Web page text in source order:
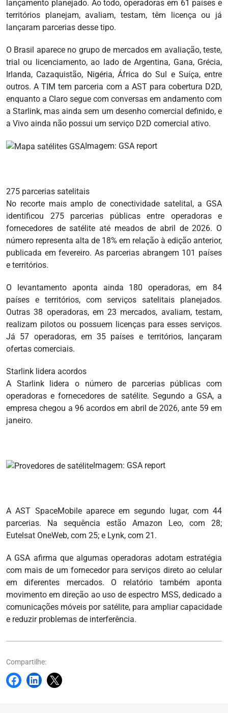
lançamento planejado. Ao todo, operadoras em 61 países e
territórios planejam, avaliam, testam, têm licença ou já
lançaram parcerias desse tipo.
O Brasil aparece no grupo de mercados em avaliação, teste,
trial ou licenciamento, ao lado de Argentina, Gana, Grécia,
Irlanda, Cazaquistão, Nigéria, África do Sul e Suíça, entre
outros. A TIM tem parceria com a AST para cobertura D2D,
enquanto a Claro segue com conversas em andamento com
a Starlink, mas ainda sem um desenho comercial definido, e
a Vivo ainda não possui um serviço D2D comercial ativo.
Imagem: GSA report
275 parcerias satelitais
No recorte mais amplo de conectividade satelital, a GSA
identificou 275 parcerias públicas entre operadoras e
fornecedores de satélite até meados de abril de 2026. O
número representa alta de 18% em relação à edição anterior,
publicada em fevereiro. As parcerias abrangem 101 países
e territórios.
O levantamento aponta ainda 180 operadoras, em 84
países e territórios, com serviços satelitais planejados.
Outras 38 operadoras, em 23 mercados, avaliam, testam,
realizam pilotos ou possuem licenças para esses serviços.
Já 57 operadoras, em 35 países e territórios, lançaram
ofertas comerciais.
Starlink lidera acordos
A Starlink lidera o número de parcerias públicas com
operadoras e fornecedores de satélite. Segundo a GSA, a
empresa chegou a 96 acordos em abril de 2026, ante 59 em
janeiro.
Imagem: GSA report
A AST SpaceMobile aparece em segundo lugar, com 44
parcerias. Na sequência estão Amazon Leo, com 28;
Eutelsat OneWeb, com 25; e Lynk, com 21.
A GSA afirma que algumas operadoras adotam estratégia
com mais de um fornecedor para serviços direto ao celular
em diferentes mercados. O relatório também aponta
movimento em direção ao uso de espectro MSS, dedicado a
comunicações móveis por satélite, para ampliar capacidade
e reduzir problemas de interferência.
Compartilhe: